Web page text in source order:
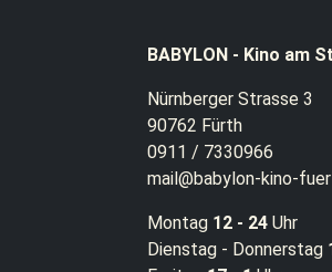
BABYLON - Kino am
Nürnberger Strasse 3
90762 Fürth
0911 / 7330966
mail@babylon-kino-
Montag 12 - 24 Uhr
Dienstag - Donnerstag